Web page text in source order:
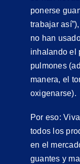
ponerse
trabajar
no han
inhalando el
pulmones
manera, el
oxigenarse).
Por eso:
todos los
en el
guantes y